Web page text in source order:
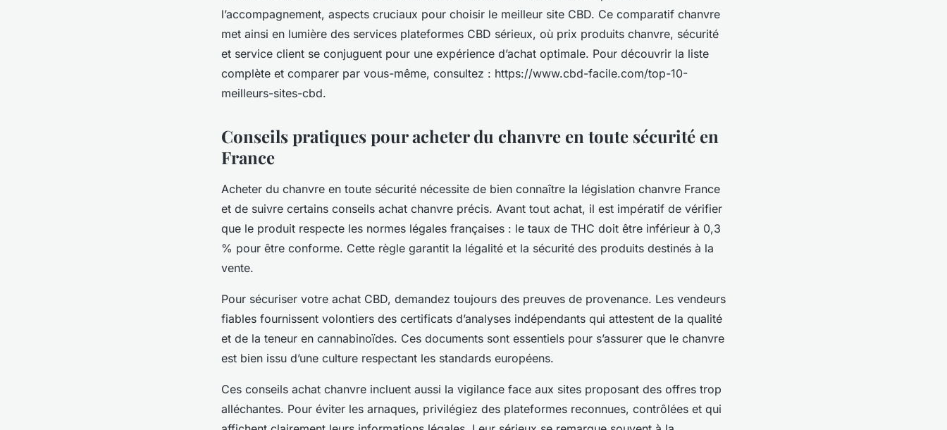
l’accompagnement, aspects cruciaux pour choisir le meilleur site CBD. Ce comparatif chanvre
met ainsi en lumière des services plateformes CBD sérieux, où prix produits chanvre, sécurité
et service client se conjuguent pour une expérience d’achat optimale. Pour découvrir la liste
complète et comparer par vous-même, consultez : https://www.cbd-facile.com/top-10-
meilleurs-sites-cbd.
Conseils pratiques pour acheter du chanvre en toute sécurité en
France
Acheter du chanvre en toute sécurité nécessite de bien connaître la législation chanvre France
et de suivre certains conseils achat chanvre précis. Avant tout achat, il est impératif de vérifier
que le produit respecte les normes légales françaises : le taux de THC doit être inférieur à 0,3
% pour être conforme. Cette règle garantit la légalité et la sécurité des produits destinés à la
vente.
Pour sécuriser votre achat CBD, demandez toujours des preuves de provenance. Les vendeurs
fiables fournissent volontiers des certificats d’analyses indépendants qui attestent de la qualité
et de la teneur en cannabinoïdes. Ces documents sont essentiels pour s’assurer que le chanvre
est bien issu d’une culture respectant les standards européens.
Ces conseils achat chanvre incluent aussi la vigilance face aux sites proposant des offres trop
alléchantes. Pour éviter les arnaques, privilégiez des plateformes reconnues, contrôlées et qui